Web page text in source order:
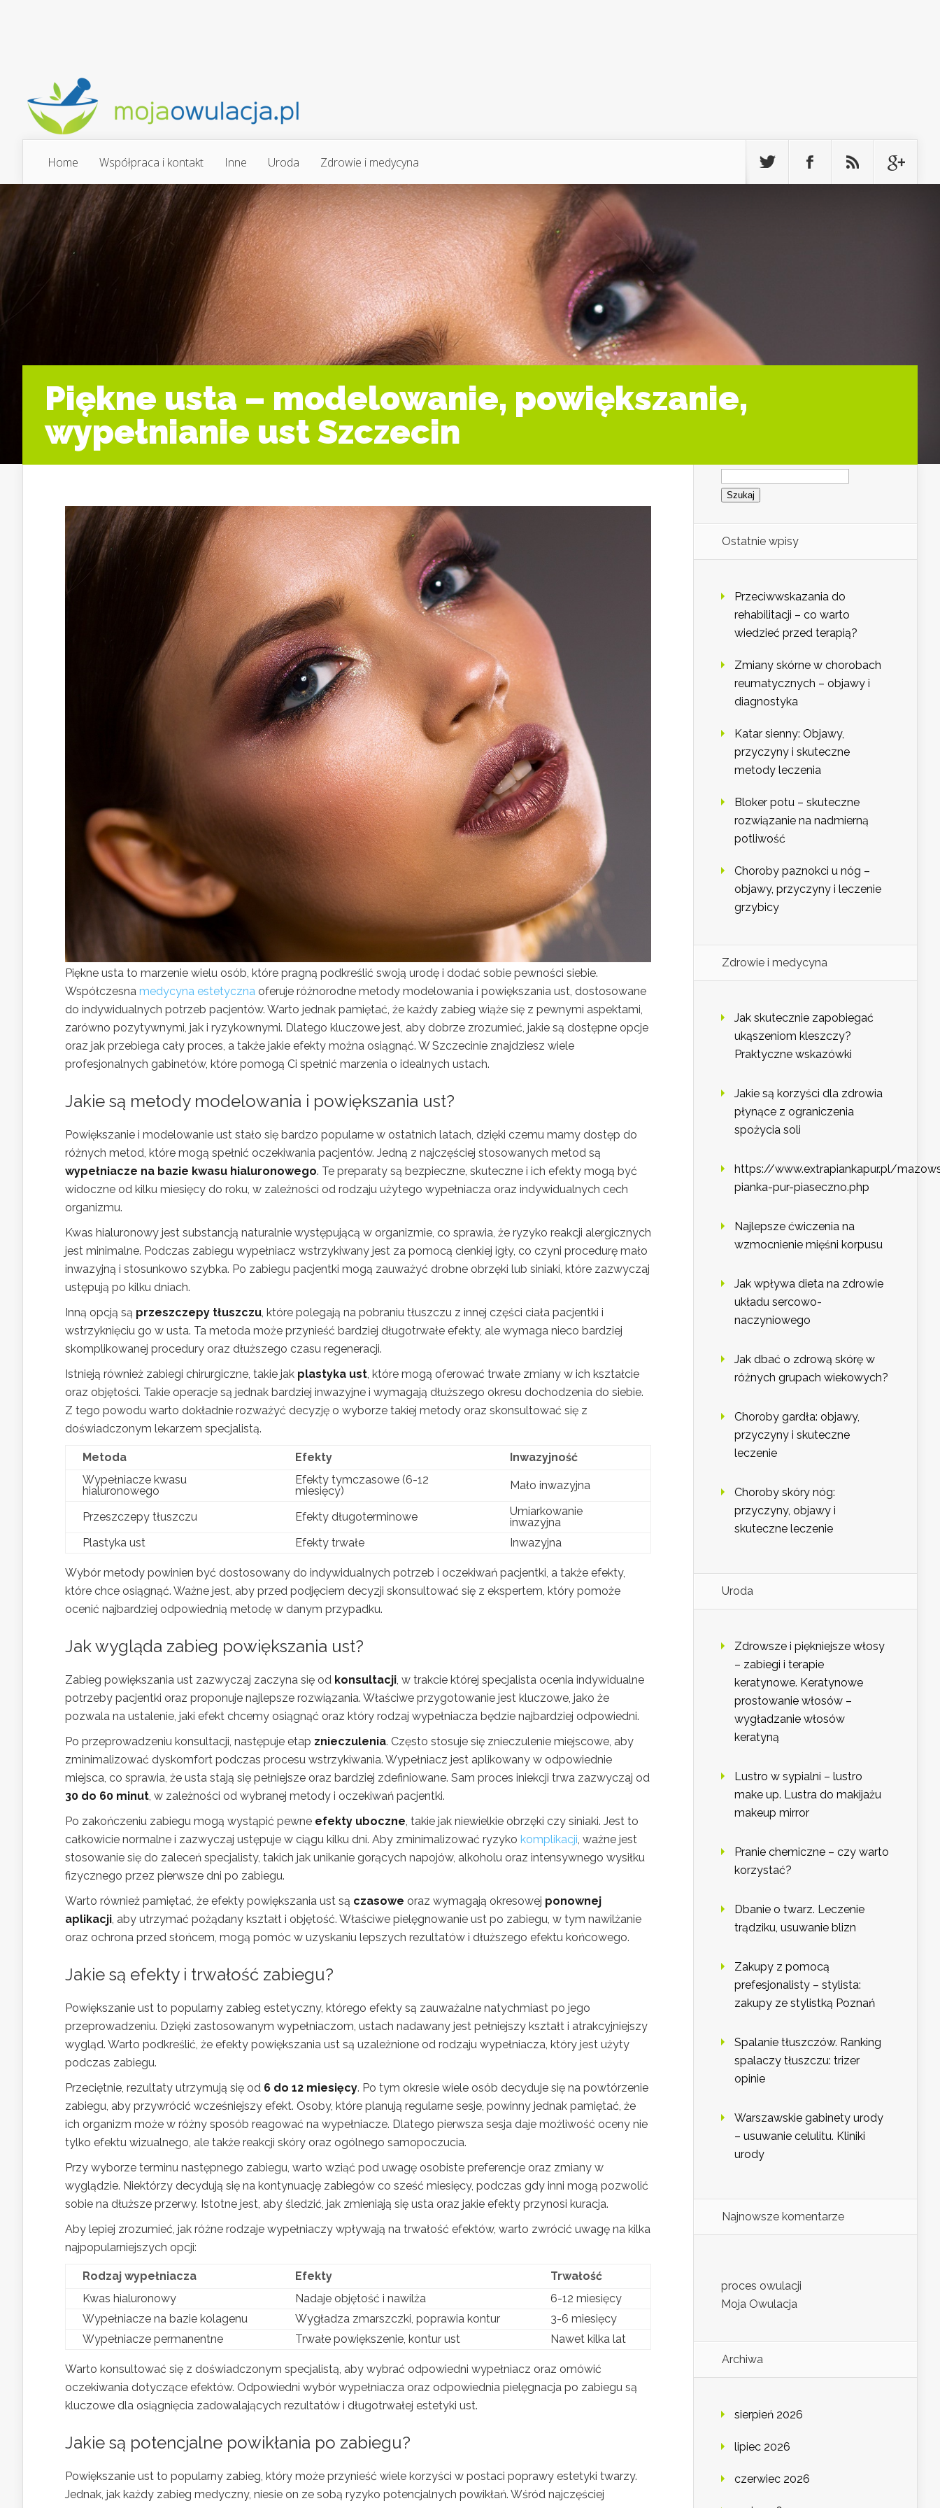
Home Współpraca i kontakt Inne Uroda Zdrowie i medycyna
Piękne usta – modelowanie, powiększanie,
wypełnianie ust Szczecin
Piękne usta to marzenie wielu osób, które pragną podkreślić swoją urodę i dodać sobie pewności siebie.
Współczesna medycyna estetyczna oferuje różnorodne metody modelowania i powiększania ust, dostosowane
do indywidualnych potrzeb pacjentów. Warto jednak pamiętać, że każdy zabieg wiąże się z pewnymi aspektami,
zarówno pozytywnymi, jak i ryzykownymi. Dlatego kluczowe jest, aby dobrze zrozumieć, jakie są dostępne opcje
oraz jak przebiega cały proces, a także jakie efekty można osiągnąć. W Szczecinie znajdziesz wiele
profesjonalnych gabinetów, które pomogą Ci spełnić marzenia o idealnych ustach.
Jakie są metody modelowania i powiększania ust?
Powiększanie i modelowanie ust stało się bardzo popularne w ostatnich latach, dzięki czemu mamy dostęp do
różnych metod, które mogą spełnić oczekiwania pacjentów. Jedną z najczęściej stosowanych metod są
wypełniacze na bazie kwasu hialuronowego. Te preparaty są bezpieczne, skuteczne i ich efekty mogą być
widoczne od kilku miesięcy do roku, w zależności od rodzaju użytego wypełniacza oraz indywidualnych cech
organizmu.
Kwas hialuronowy jest substancją naturalnie występującą w organizmie, co sprawia, że ryzyko reakcji alergicznych
jest minimalne. Podczas zabiegu wypełniacz wstrzykiwany jest za pomocą cienkiej igły, co czyni procedurę mało
inwazyjną i stosunkowo szybka. Po zabiegu pacjentki mogą zauważyć drobne obrzęki lub siniaki, które zazwyczaj
ustępują po kilku dniach.
Inną opcją są przeszczepy tłuszczu, które polegają na pobraniu tłuszczu z innej części ciała pacjentki i
wstrzyknięciu go w usta. Ta metoda może przynieść bardziej długotrwałe efekty, ale wymaga nieco bardziej
skomplikowanej procedury oraz dłuższego czasu regeneracji.
Istnieją również zabiegi chirurgiczne, takie jak plastyka ust, które mogą oferować trwałe zmiany w ich kształcie
oraz objętości. Takie operacje są jednak bardziej inwazyjne i wymagają dłuższego okresu dochodzenia do siebie.
Z tego powodu warto dokładnie rozważyć decyzję o wyborze takiej metody oraz skonsultować się z
doświadczonym lekarzem specjalistą.
Metoda Efekty
Inwazyjność
Wypełniacze kwasu
hialuronowego
Efekty tymczasowe (6-12
miesięcy)
Mało inwazyjna
Przeszczepy tłuszczu Efekty długoterminowe
Umiarkowanie
inwazyjna
Plastyka ust
Efekty trwałe Inwazyjna
Wybór metody powinien być dostosowany do indywidualnych potrzeb i oczekiwań pacjentki, a także efekty,
które chce osiągnąć. Ważne jest, aby przed podjęciem decyzji skonsultować się z ekspertem, który pomoże
ocenić najbardziej odpowiednią metodę w danym przypadku.
Jak wygląda zabieg powiększania ust?
Zabieg powiększania ust zazwyczaj zaczyna się od konsultacji, w trakcie której specjalista ocenia indywidualne
potrzeby pacjentki oraz proponuje najlepsze rozwiązania. Właściwe przygotowanie jest kluczowe, jako że
pozwala na ustalenie, jaki efekt chcemy osiągnąć oraz który rodzaj wypełniacza będzie najbardziej odpowiedni.
Po przeprowadzeniu konsultacji, następuje etap znieczulenia. Często stosuje się znieczulenie miejscowe, aby
zminimalizować dyskomfort podczas procesu wstrzykiwania. Wypełniacz jest aplikowany w odpowiednie
miejsca, co sprawia, że usta stają się pełniejsze oraz bardziej zdefiniowane. Sam proces iniekcji trwa zazwyczaj od
30 do 60 minut, w zależności od wybranej metody i oczekiwań pacjentki.
Po zakończeniu zabiegu mogą wystąpić pewne efekty uboczne, takie jak niewielkie obrzęki czy siniaki. Jest to
całkowicie normalne i zazwyczaj ustępuje w ciągu kilku dni. Aby zminimalizować ryzyko komplikacji, ważne jest
stosowanie się do zaleceń specjalisty, takich jak unikanie gorących napojów, alkoholu oraz intensywnego wysiłku
fizycznego przez pierwsze dni po zabiegu.
Warto również pamiętać, że efekty powiększania ust są czasowe oraz wymagają okresowej ponownej
aplikacji, aby utrzymać pożądany kształt i objętość. Właściwe pielęgnowanie ust po zabiegu, w tym nawilżanie
oraz ochrona przed słońcem, mogą pomóc w uzyskaniu lepszych rezultatów i dłuższego efektu końcowego.
Jakie są efekty i trwałość zabiegu?
Powiększanie ust to popularny zabieg estetyczny, którego efekty są zauważalne natychmiast po jego
przeprowadzeniu. Dzięki zastosowanym wypełniaczom, ustach nadawany jest pełniejszy kształt i atrakcyjniejszy
wygląd. Warto podkreślić, że efekty powiększania ust są uzależnione od rodzaju wypełniacza, który jest użyty
podczas zabiegu.
Przeciętnie, rezultaty utrzymują się od 6 do 12 miesięcy. Po tym okresie wiele osób decyduje się na powtórzenie
zabiegu, aby przywrócić wcześniejszy efekt. Osoby, które planują regularne sesje, powinny jednak pamiętać, że
ich organizm może w różny sposób reagować na wypełniacze. Dlatego pierwsza sesja daje możliwość oceny nie
tylko efektu wizualnego, ale także reakcji skóry oraz ogólnego samopoczucia.
Przy wyborze terminu następnego zabiegu, warto wziąć pod uwagę osobiste preferencje oraz zmiany w
wyglądzie. Niektórzy decydują się na kontynuację zabiegów co sześć miesięcy, podczas gdy inni mogą pozwolić
sobie na dłuższe przerwy. Istotne jest, aby śledzić, jak zmieniają się usta oraz jakie efekty przynosi kuracja.
Aby lepiej zrozumieć, jak różne rodzaje wypełniaczy wpływają na trwałość efektów, warto zwrócić uwagę na kilka
najpopularniejszych opcji:
Rodzaj wypełniacza Efekty
Trwałość
Kwas hialuronowy
Nadaje objętość i nawilża
6-12 miesięcy
Wypełniacze na bazie kolagenu
Wygładza zmarszczki, poprawia kontur
3-6 miesięcy
Wypełniacze permanentne
Trwałe powiększenie, kontur ust Nawet kilka lat
Warto konsultować się z doświadczonym specjalistą, aby wybrać odpowiedni wypełniacz oraz omówić
oczekiwania dotyczące efektów. Odpowiedni wybór wypełniacza oraz odpowiednia pielęgnacja po zabiegu są
kluczowe dla osiągnięcia zadowalających rezultatów i długotrwałej estetyki ust.
Jakie są potencjalne powikłania po zabiegu?
Powiększanie ust to popularny zabieg, który może przynieść wiele korzyści w postaci poprawy estetyki twarzy.
Jednak, jak każdy zabieg medyczny, niesie on ze sobą ryzyko potencjalnych powikłań. Wśród najczęściej
Szukaj:
Ostatnie wpisy
Przeciwwskazania do
rehabilitacji – co warto
wiedzieć przed terapią?
Zmiany skórne w chorobach
reumatycznych – objawy i
diagnostyka
Katar sienny: Objawy,
przyczyny i skuteczne
metody leczenia
Bloker potu – skuteczne
rozwiązanie na nadmierną
potliwość
Choroby paznokci u nóg –
objawy, przyczyny i leczenie
grzybicy
Zdrowie i medycyna
Jak skutecznie zapobiegać
ukąszeniom kleszczy?
Praktyczne wskazówki
Jakie są korzyści dla zdrowia
płynące z ograniczenia
spożycia soli
https://www.extrapiankapur.pl/
pianka-pur-piaseczno.php
Najlepsze ćwiczenia na
wzmocnienie mięśni korpusu
Jak wpływa dieta na zdrowie
układu sercowo-
naczyniowego
Jak dbać o zdrową skórę w
różnych grupach wiekowych?
Choroby gardła: objawy,
przyczyny i skuteczne
leczenie
Choroby skóry nóg:
przyczyny, objawy i
skuteczne leczenie
Uroda
Zdrowsze i piękniejsze włosy
– zabiegi i terapie
keratynowe. Keratynowe
prostowanie włosów –
wygładzanie włosów
keratyną
Lustro w sypialni – lustro
make up. Lustra do makijażu
makeup mirror
Pranie chemiczne – czy warto
korzystać?
Dbanie o twarz. Leczenie
trądziku, usuwanie blizn
Zakupy z pomocą
prefesjonalisty – stylista:
zakupy ze stylistką Poznań
Spalanie tłuszczów. Ranking
spalaczy tłuszczu: trizer
opinie
Warszawskie gabinety urody
– usuwanie celulitu. Kliniki
urody
Najnowsze komentarze
proces owulacji
Moja Owulacja
Archiwa
sierpień 2026
lipiec 2026
czerwiec 2026